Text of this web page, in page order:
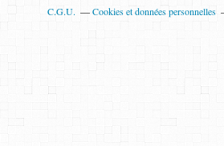
C.G.U.
Cookies et données personnelles